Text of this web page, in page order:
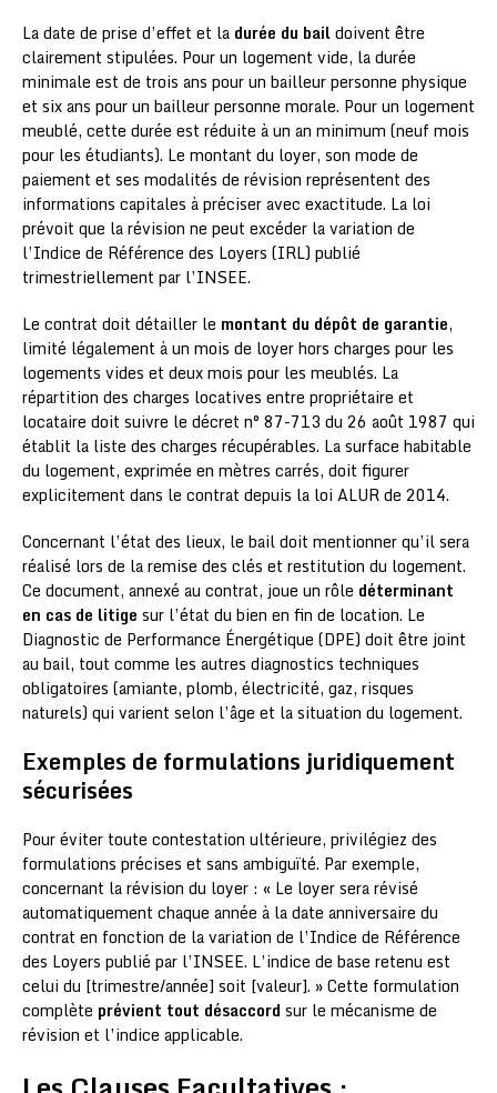
La date de prise d’effet et la durée du baildoivent être
clairement stipulées. Pour un logement vide, la durée
minimale est de trois ans pour un bailleur personne physique
et six ans pour un bailleur personne morale. Pour un logement
meublé, cette durée est réduite à un an minimum (neuf mois
pour les étudiants). Le montant du loyer, son mode de
paiement et ses modalités de révision représentent des
informations capitales à préciser avec exactitude. La loi
prévoit que la révision ne peut excéder la variation de
l’Indice de Référence des Loyers (IRL) publié
trimestriellement par l’INSEE.
Le contrat doit détailler le montant du dépôt de garantie,
limité légalement à un mois de loyer hors charges pour les
logements vides et deux mois pour les meublés. La
répartition des charges locatives entre propriétaire et
locataire doit suivre le décret n° 87-713 du 26 août 1987 qui
établit la liste des charges récupérables. La surface habitable
du logement, exprimée en mètres carrés, doit figurer
explicitement dans le contrat depuis la loi ALUR de 2014.
Concernant l’état des lieux, le bail doit mentionner qu’il sera
réalisé lors de la remise des clés et restitution du logement.
Ce document, annexé au contrat, joue un rôle déterminant
en cas de litige sur l’état du bien en fin de location. Le
Diagnostic de Performance Énergétique (DPE) doit être joint
au bail, tout comme les autres diagnostics techniques
obligatoires (amiante, plomb, électricité, gaz, risques
naturels) qui varient selon l’âge et la situation du logement.
Exemples de formulations juridiquement
sécurisées
Pour éviter toute contestation ultérieure, privilégiez des
formulations précises et sans ambiguïté. Par exemple,
concernant la révision du loyer : « Le loyer sera révisé
automatiquement chaque année à la date anniversaire du
contrat en fonction de la variation de l’Indice de Référence
des Loyers publié par l’INSEE. L’indice de base retenu est
celui du [trimestre/année] soit [valeur]. » Cette formulation
complète prévient tout désaccord sur le mécanisme de
révision et l’indice applicable.